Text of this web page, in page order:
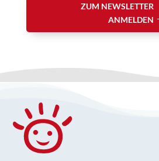
ZUM NEWSLETTER
ANMELDEN